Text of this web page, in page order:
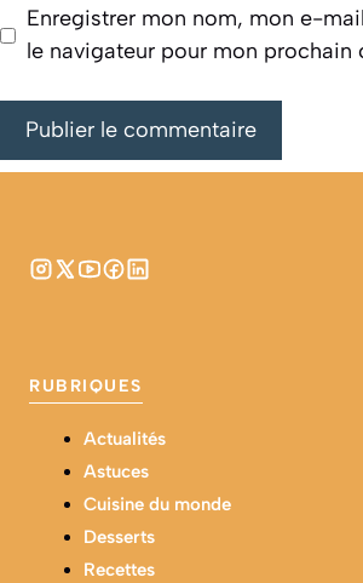
Enregistrer mon nom, mon e-
le navigateur pour mon prochain
RUBRIQUES
Actualités
Astuces
Cuisine du monde
Desserts
Recettes